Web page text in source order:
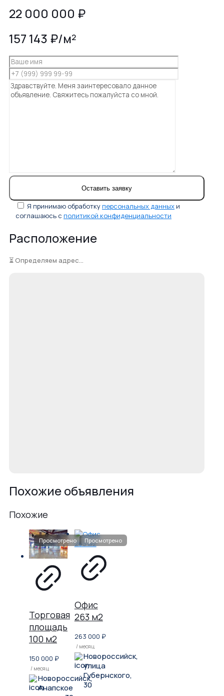
22 000 000 ₽
157 143 ₽/м²
Я принимаю обработкуперсональных данных и
соглашаюсь с политикой конфиденциальности
Расположение
⏳ Определяем адрес...
Похожие объявления
Похожие
Торговая
площадь
100 м2
150 000 ₽
/ месяц
Новороссийск,
Анапское
Офис
263 м2
263 000 ₽
/ месяц
Новороссийск,
улица
Губернского,
30